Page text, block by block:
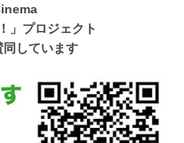
」プロジェクト
しています